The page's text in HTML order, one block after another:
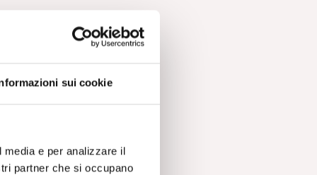
sui cookie
e per analizzare il
partner che si occupano
lo